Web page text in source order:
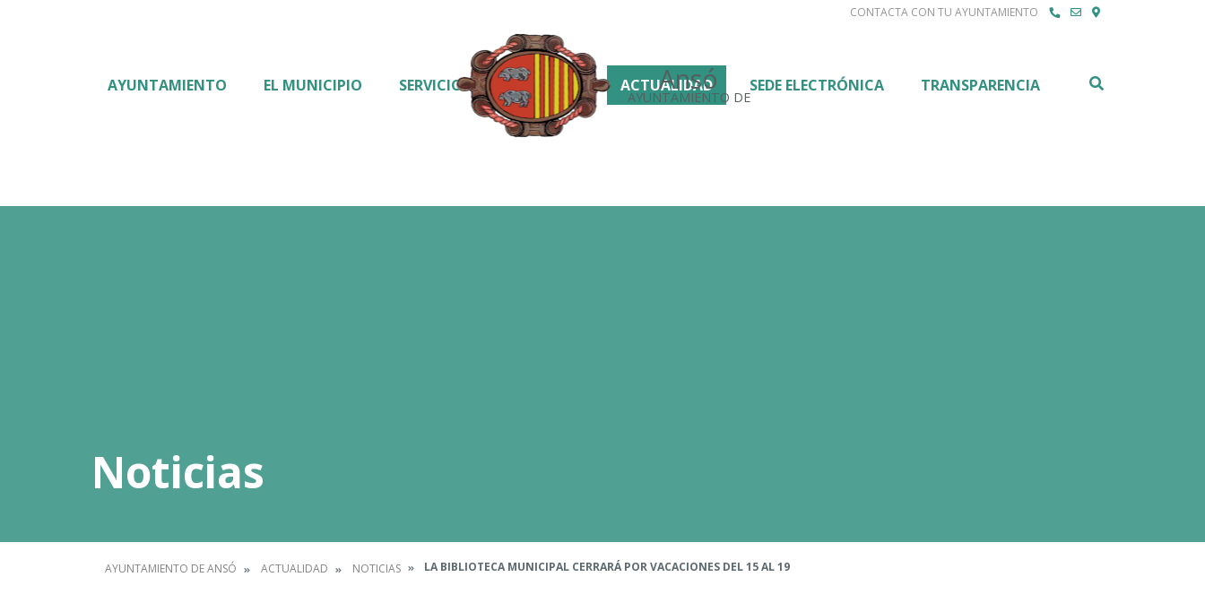
CONTACTA CON TU AYUNTAMIENTO
Ansó
AYUNTAMIENTO DE
AYUNTAMIENTO EL MUNICIPIO SERVICIOS ACTUALIDAD SEDE ELECTRÓNICA TRANSPARENCIA
Noticias
AYUNTAMIENTO DE ANSÓ ACTUALIDAD NOTICIAS LA BIBLIOTECA MUNICIPAL CERRARÁ POR VACACIONES DEL 15 AL 19